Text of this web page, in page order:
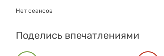
Нет сеансов
Поделись впечатлениями